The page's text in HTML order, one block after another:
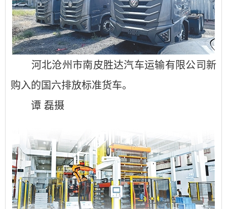
河北沧州市南皮胜达汽车运输有限公司新
购入的国六排放标准货车。
谭 磊摄